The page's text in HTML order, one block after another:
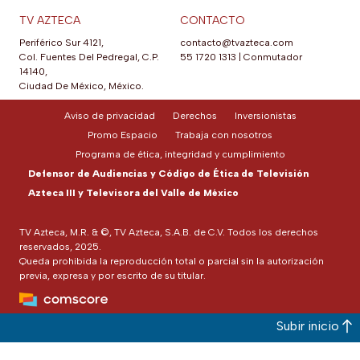
TV AZTECA
Periférico Sur 4121,
Col. Fuentes Del Pedregal, C.P.
14140,
Ciudad De México, México.
CONTACTO
contacto@tvazteca.com
55 1720 1313
Conmutador
TV Azteca, M.R. & ©, TV Azteca, S.A.B. de C.V. Todos los derechos
reservados, 2025.
Queda prohibida la reproducción total o parcial sin la autorización
previa, expresa y por escrito de su titular.
Aviso de privacidad Derechos
Inversionistas
Promo Espacio
Trabaja con nosotros
Programa de ética, integridad y cumplimiento
Defensor de Audiencias y Código de Ética de Televisión
Azteca III y Televisora del Valle de México
Subir inicio